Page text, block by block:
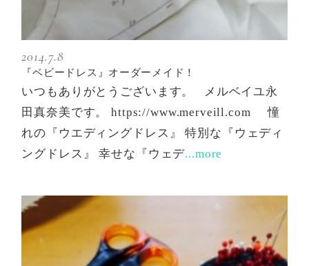
2014.7.8
『ベビードレス』オーダーメイド！
いつもありがとうございます。 メルベイユ永
田真奈美です。 https://www.merveill.com 憧
れの『ウエディングドレス』 特別な『ウェディ
ングドレス』 幸せな『ウェデ...more